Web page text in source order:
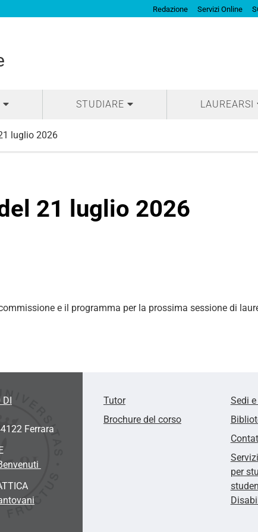
Redazione Servizi Online
STUDIARE LAUREARSI
luglio 2026
21 luglio 2026
e il programma per la prossima sessione di
DI
Ferrara
Tutor
Brochure del corso
Sedi
Servizi
per